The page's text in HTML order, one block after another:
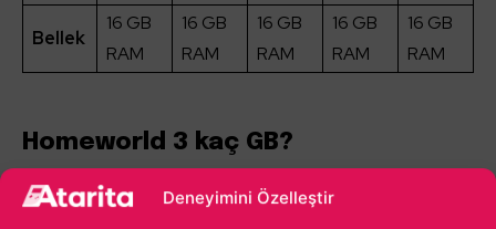
Deneyimini Özelleştir
Bellek
16 GB
RAM
16 GB
RAM
16 GB
RAM
16 GB
RAM
16 GB
RAM
Homeworld 3 kaç GB?
Homeworld 3’ü bilgisayarınıza yükleyebilmek için